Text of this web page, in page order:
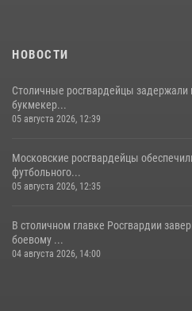
НОВОСТИ
Столичные росгвардейцы
букмекер...
05 августа 2026, 12:39
Московские росгвардейцы
футбольного...
05 августа 2026, 12:35
В столичном главке Росгвардии
боевому ...
04 августа 2026, 14:00